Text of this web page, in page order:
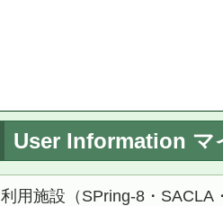
User Information マ
利用施設（SPring-8・SACLA